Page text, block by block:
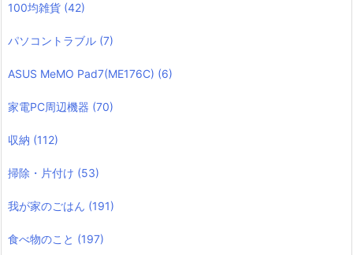
100均雑貨 (42)
パソコントラブル (7)
ASUS MeMO Pad7(ME176C) (6)
家電PC周辺機器 (70)
収納 (112)
掃除・片付け (53)
我が家のごはん (191)
食べ物のこと (197)